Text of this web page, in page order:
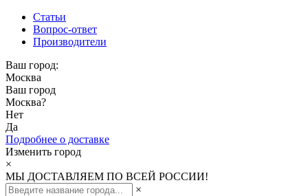
Статьи
Вопрос-ответ
Производители
Ваш город:
Москва
Ваш город
Москва?
Нет
Да
Подробнее о доставке
Изменить город
×
МЫ ДОСТАВЛЯЕМ ПО ВСЕЙ РОССИИ!
×